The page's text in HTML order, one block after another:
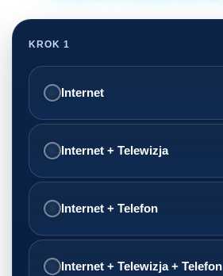
KROK 1
Internet
Internet + Telewizja
Internet + Telefon
Internet + Telewizja + Telefon